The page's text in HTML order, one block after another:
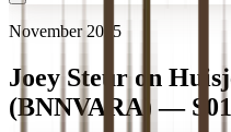
November 2025
Joey Steur on
(BNNVARA) —